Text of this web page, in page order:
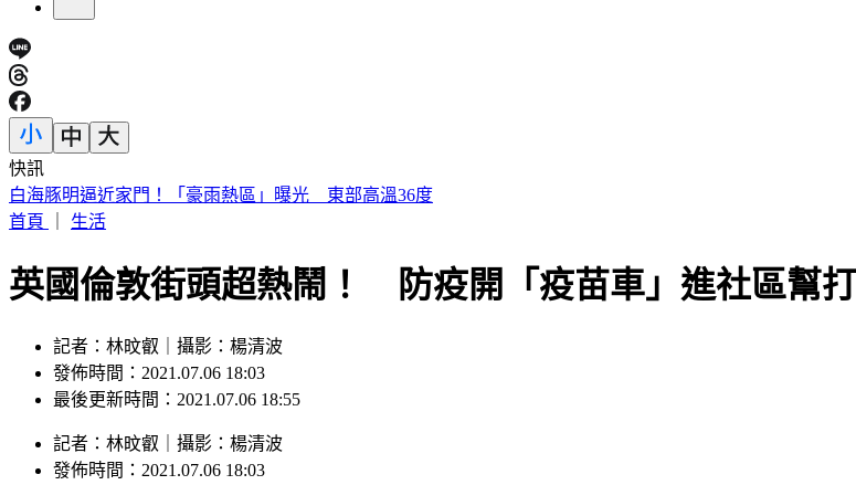
快訊
白海豚明逼近家門！「豪雨熱區」曝光 東部高溫36度
首頁
生活
英國倫敦街頭超熱鬧！ 防疫開「疫苗車」進社區幫打
記者：林旼叡｜攝影：楊清波
發佈時間：2021.07.06 18:03
最後更新時間：2021.07.06 18:55
記者 ： 林旼叡 攝影 ： 楊清波
發佈時間： 2021.07.06 18:03